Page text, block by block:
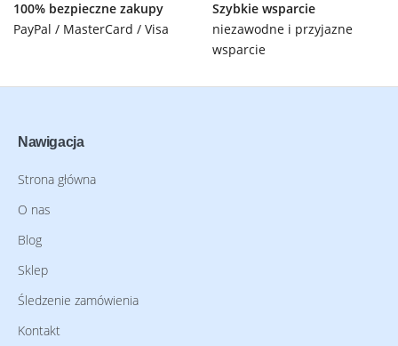
100% bezpieczne zakupy
PayPal / MasterCard / Visa
Szybkie wsparcie
niezawodne i przyjazne
wsparcie
Nawigacja
Strona główna
O nas
Blog
Sklep
Śledzenie zamówienia
Kontakt